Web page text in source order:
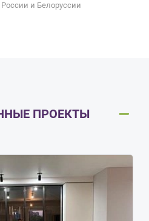
и Белоруссии
ПРОЕКТЫ